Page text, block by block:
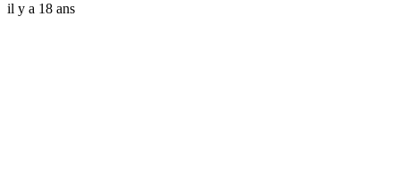
il y a 18 ans